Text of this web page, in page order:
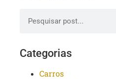
Categorias
Carros